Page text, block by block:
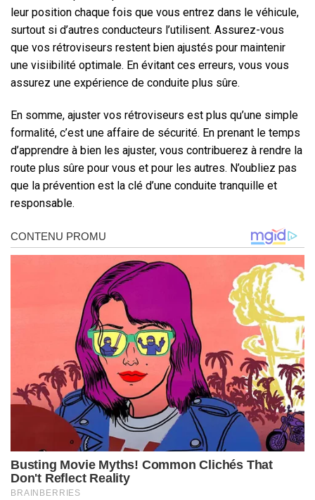
leur position chaque fois que vous entrez dans le véhicule,
surtout si d’autres conducteurs l’utilisent. Assurez-vous
que vos rétroviseurs restent bien ajustés pour maintenir
une visiibilité optimale. En évitant ces erreurs, vous vous
assurez une expérience de conduite plus sûre.
En somme, ajuster vos rétroviseurs est plus qu’une simple
formalité, c’est une affaire de sécurité. En prenant le temps
d’apprendre à bien les ajuster, vous contribuerez à rendre la
route plus sûre pour vous et pour les autres. N’oubliez pas
que la prévention est la clé d’une conduite tranquille et
responsable.